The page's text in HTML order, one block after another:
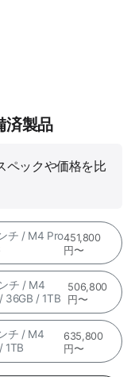
済製品
ペックや価格を比
チ / M4 Pro451,800
円〜
チ / M4
36GB / 1TB
506,800
円〜
チ / M4
1TB
635,800
円〜